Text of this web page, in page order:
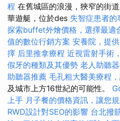
程 在舊城區的浪漫，狹窄的街
華遊艇，位於des 失智症患者的
探索buffet外燴價格，選擇最適
值的數位行銷方案 安養院，提
擇 后里推拿療程 近視雷射手術
假牙的種類及其優勢 老人助聽
助聽器推薦 毛孔粗大醫美療程
及城市上方16世紀的可能性。
上手 月子餐的價格資訊，讓您
RWD設計對SEO的影響 台北撥